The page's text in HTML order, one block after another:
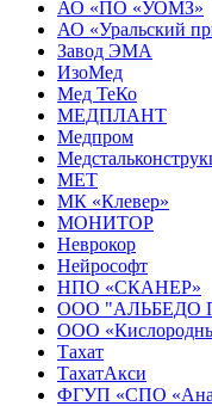
АО «ПО «УОМЗ»
АО «Уральский
Завод ЭМА
ИзоМед
Мед ТеКо
МЕДПЛАНТ
Медпром
МЕТ
МК «Клевер»
МОНИТОР
Неврокор
Нейрософт
НПО «СКАНЕР»
ООО "АЛЬБЕДО
ООО
Тахат
ТахатАкси
ФГУП «СПО